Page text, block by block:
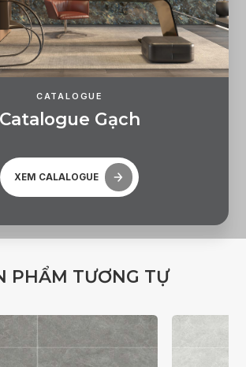
CATALOGUE
Catalogue Gạch
XEM CALALOGUE
PHẨM TƯƠNG TỰ